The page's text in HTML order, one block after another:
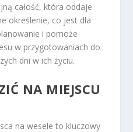
całość, która oddaje
określenie, co jest dla
i pomoże
w przygotowaniach do
dni w ich życiu.
NA MIEJSCU
na wesele to kluczowy